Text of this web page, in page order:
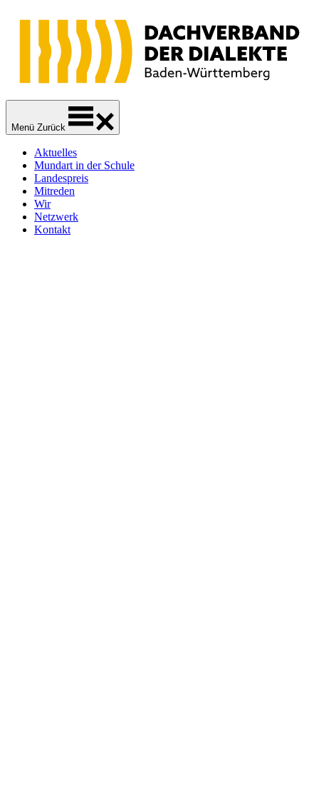
Navigation
Inhalt
Footer
Dachverband der Dialekte Baden-Württemberg
Sprachliche Vielfalt
Menü Zurück
Aktuelles
Mundart in der Schule
Landespreis
Mitreden
Wir
Netzwerk
Kontakt